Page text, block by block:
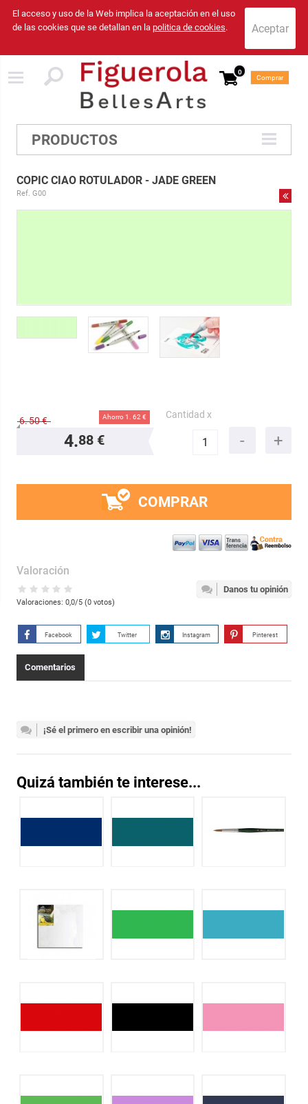
El acceso y uso de la Web implica la aceptación en el uso
de las cookies que se detallan en la politica de cookies.
0
Comprar
PRODUCTOS
COPIC CIAO ROTULADOR - JADE GREEN
Ref. G00
6.50 € Ahorro 1. 62 €
4.88 €
Cantidad x
COMPRAR
Danos tu opinión
Valoración
Valoraciones: 0,0/5 (0votos)
Facebook Twitter Instagram Pinterest
Comentarios
¡Sé el primero en escribir una opinión!
Quizá también te interese...